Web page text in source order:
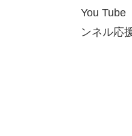
You Tube
ンネル応